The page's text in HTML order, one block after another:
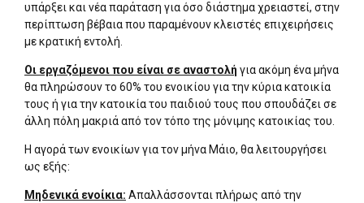
υπάρξει και νέα παράταση για όσο διάστημα χρειαστεί, στην
περίπτωση βέβαια που παραμένουν κλειστές επιχειρήσεις
με κρατική εντολή.
Οι εργαζόμενοι που είναι σε αναστολή για ακόμη ένα μήνα
θα πληρώσουν το 60% του ενοικίου για την κύρια κατοικία
τους ή για την κατοικία του παιδιού τους που σπουδάζει σε
άλλη πόλη μακριά από τον τόπο της μόνιμης κατοικίας του.
Η αγορά των ενοικίων για τον μήνα Μάιο, θα λειτουργήσει
ως εξής:
Μηδενικά ενοίκια: Απαλλάσσονται πλήρως από την